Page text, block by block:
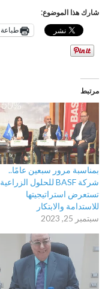
شارك هذا الموضوع:
طباعة
مرتبط
بمناسبة مرور سبعين عامًا..
شركة BASF للحلول الزراعية
تستعرض استراتيجيتها
للاستدامة والابتكار
سبتمبر 25, 2023